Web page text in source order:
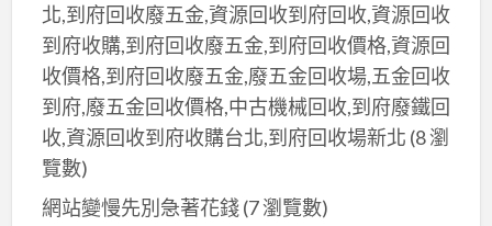
北,到府回收廢五金,資源回收到府回收,資源回收
到府收購,到府回收廢五金,到府回收價格,資源回
收價格,到府回收廢五金,廢五金回收場,五金回收
到府,廢五金回收價格,中古機械回收,到府廢鐵回
收,資源回收到府收購台北,到府回收場新北 (8 瀏
覽數)
網站變慢先別急著花錢(7 瀏覽數)